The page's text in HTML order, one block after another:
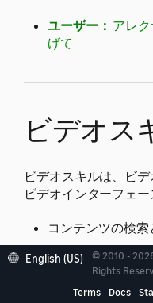
ユーザー： アレ
げて
ビデオス
ビデオスキルは、ビ
ビデオインターフェ
コンテンツの検索
一時停止や早戻
音量の調整
English (US)
© 2010 -
Rights
Terms
Docs